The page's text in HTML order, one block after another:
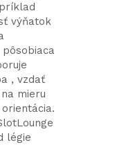
výňatok
, vzdať
mieru
légie